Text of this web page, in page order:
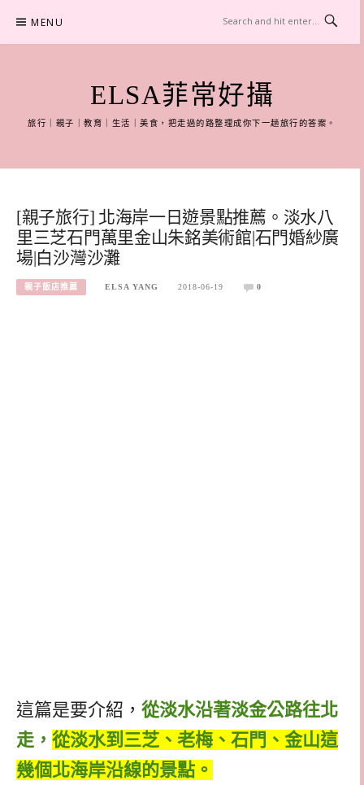
content
MENU
ELSA菲常好攝
旅行｜親子｜教育｜生活｜美食，把走過的路整理成你下一趟旅行的答案。
[親子旅行] 北海岸一日遊景點推薦。淡水八
里三芝石門萬里金山朱銘美術館|石門婚紗廣
場|白沙灣沙灘
親子飯店推薦 ELSA YANG 2018-06-19 0
這篇是要介紹， 從淡水沿著淡金公路往北
走， 從淡水到三芝、老梅、石門、金山這
幾個北海岸沿線的景點。